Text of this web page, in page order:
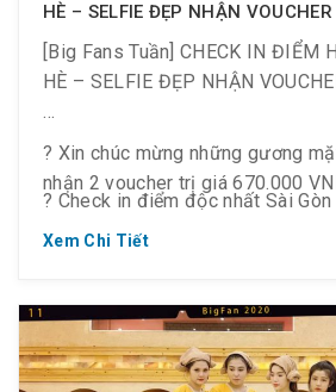
HÈ – SELFIE ĐẸP NHẬN
[Big Fans Tuần] CHECK IN ĐIỂM
HÈ – SELFIE ĐẸP NHẬN
? Check in điểm độc nhất Sài
dưỡng Jjim Jil Bang
chán.
? Chụp hình đẹp check in và sẵn
? Xin chúc mừng những gương
nhận 2 voucher trị giá 670.000
Xem Chi Tiết